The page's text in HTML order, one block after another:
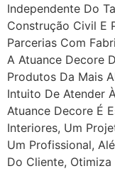
Independente Do
Construção Civil E
Parcerias Com
A Atuance Decore
Produtos Da Mais
Intuito De Atender
Atuance Decore É
Interiores, Um
Um Profissional,
Do Cliente,